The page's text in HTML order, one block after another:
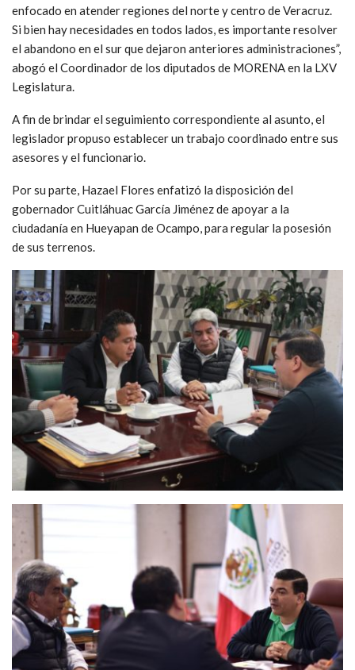
enfocado en atender regiones del norte y centro de Veracruz.
Si bien hay necesidades en todos lados, es importante resolver
el abandono en el sur que dejaron anteriores administraciones”,
abogó el Coordinador de los diputados de MORENA en la LXV
Legislatura.
A fin de brindar el seguimiento correspondiente al asunto, el
legislador propuso establecer un trabajo coordinado entre sus
asesores y el funcionario.
Por su parte, Hazael Flores enfatizó la disposición del
gobernador Cuitláhuac García Jiménez de apoyar a la
ciudadanía en Hueyapan de Ocampo, para regular la posesión
de sus terrenos.